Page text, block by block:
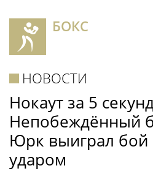
БОКС
НОВОСТИ
Нокаут за 5
Непобеждённый
Юрк выиграл
ударом